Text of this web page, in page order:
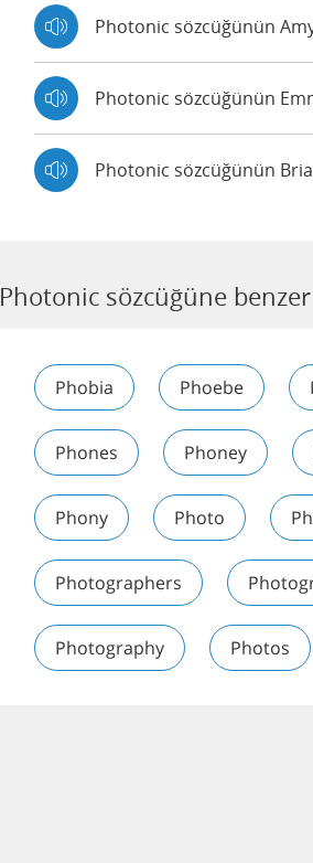
Photonic sözcüğünün
Photonic sözcüğünün
Photonic sözcüğünün
Photonic sözcüğüne
Phobia Phoebe
Phones Phoney
Phony Photo
Photographers
Photography Photos